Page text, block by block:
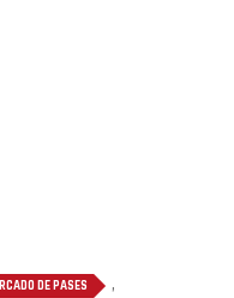
DE PASES ,